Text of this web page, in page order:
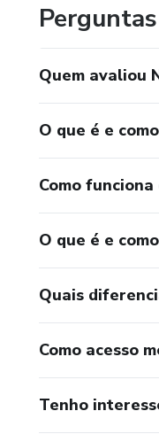
Quem avaliou
O que é e
Como
O que é e
Quais
Como acesso
Tenho